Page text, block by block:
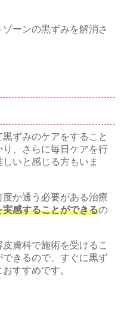
ーンの黒ずみを解消さ
ずみのケアをすること
、さらに毎日ケアを行
いと感じる方もいま
か通う必要がある治療
感することができるの
膚科で施術を受けるこ
きるので、すぐに黒ず
すすめです。